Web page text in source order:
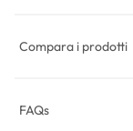
Compara i prodotti
FAQs